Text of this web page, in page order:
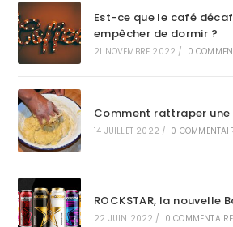
Est-ce que le café
empêcher de dormir ?
21 NOVEMBRE 2022 / 0
Comment rattraper une
14 JUILLET 2022 / 0
ROCKSTAR, la nouvelle
22 JUIN 2022 / 0 COMMENTAIRE